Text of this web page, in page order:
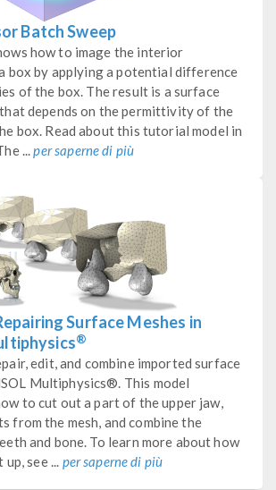
Batch Sweep
how to image the interior
box by applying a potential difference
of the box. The result is a surface
depends on the permittivity of the
box. Read about this tutorial model in
...per saperne di più
Surface Meshes in
®
edit, and combine imported surface
Multiphysics®. This model
to cut out a part of the upper jaw,
from the mesh, and combine the
and bone. To learn more about how
see ... per saperne di più